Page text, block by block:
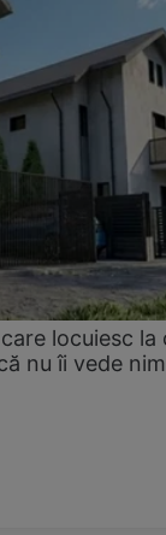
locuiesc la
nu îi vede